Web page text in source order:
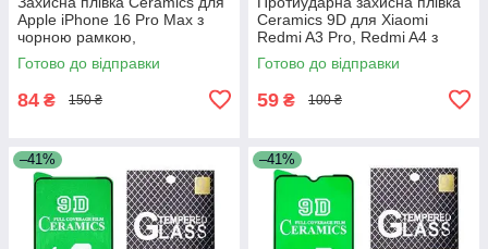
Apple iPhone 16 Pro Max з
чорною рамкою,
протиударна, глянцева
Готово до відправки
84 ₴ 150 ₴
Ceramics 9D для Xiaomi
Redmi A3 Pro, Redmi A4 з
чорною рамкою
Готово до відправки
59 ₴ 100 ₴
–41% –41%